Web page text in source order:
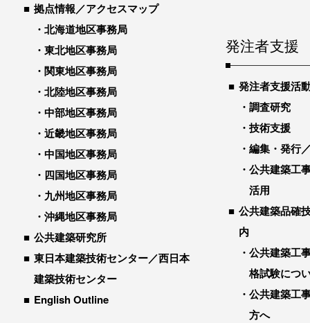
拠点情報／アクセスマップ
北海道地区事務局
東北地区事務局
関東地区事務局
北陸地区事務局
中部地区事務局
近畿地区事務局
中国地区事務局
四国地区事務局
九州地区事務局
沖縄地区事務局
公共建築研究所
東日本建築技術センター／西日本
建築技術センター
English Outline
発注者支援
発注者支援活
調査研究
技術支援
編集・発行
公共建築工
活用
公共建築品確
内
公共建築工
格試験につ
公共建築工
方へ